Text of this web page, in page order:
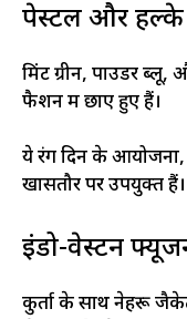
पेस्टल और हल्के
मिंट ग्रीन, पाउडर
फैशन में छाए हुए हैं।
ये रंग दिन के
खासतौर पर उपयुक्त हैं।
इंडो-वेस्टर्न
कुर्ता के साथ नेहरू